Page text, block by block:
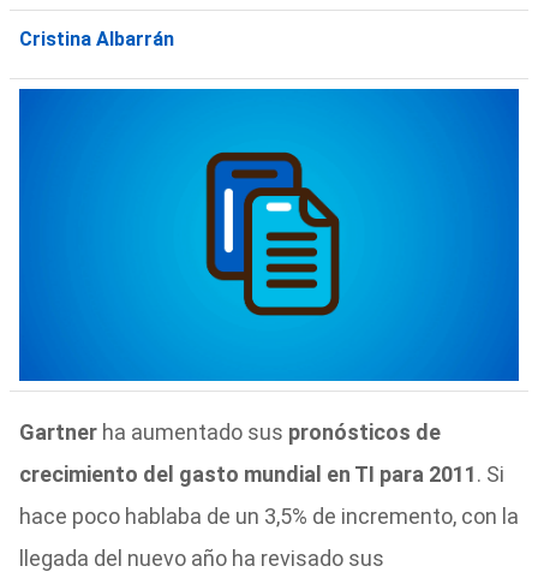
Cristina Albarrán
Gartnerha aumentado sus pronósticos de
crecimiento del gasto mundial en TI para 2011. Si
hace poco hablaba de un 3,5% de incremento, con la
llegada del nuevo año ha revisado sus